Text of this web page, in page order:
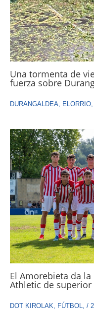
Una tormenta de
fuerza sobre
DURANGALDEA ELORRIO
El Amorebieta da
Athletic de superior
DOT KIROLAK FÚTBOL /